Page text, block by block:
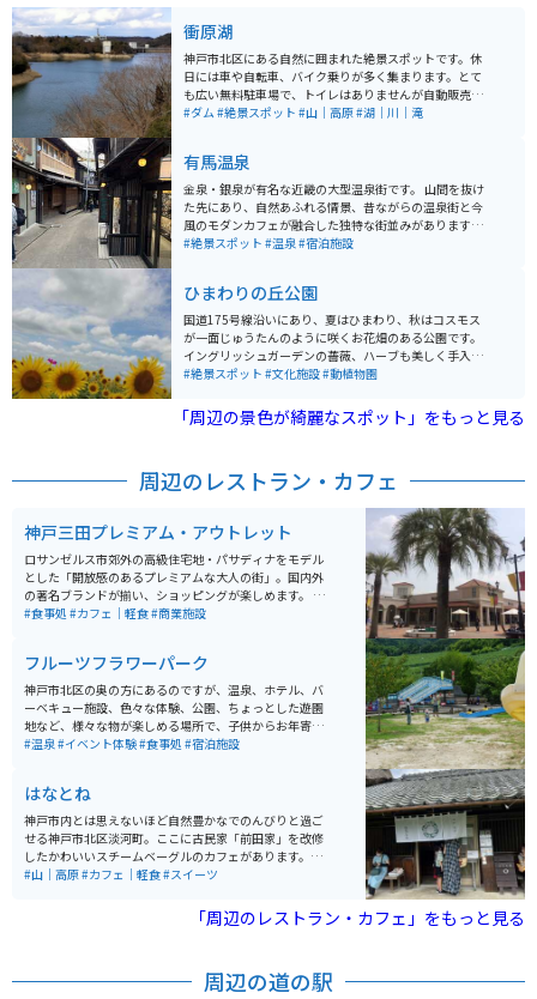
衝原湖
神戸市北区にある自然に囲まれた絶景スポットです。休
日には車や自転車、バイク乗りが多く集まります。とて
も広い無料駐車場で、トイレはありませんが自動販売機
4台とベンチがあります。ここから少し走れば吞吐(どん
#ダム#絶景スポット #山｜高原#湖｜川｜滝
有馬温泉
金泉・銀泉が有名な近畿の大型温泉街です。 山間を抜け
た先にあり、自然あふれる情景、昔ながらの温泉街と今
風のモダンカフェが融合した独特な街並みがあります。
温泉の他にジェラートや釜飯も有名で、温泉を楽しんだ
#絶景スポット #温泉#宿泊施設
ひまわりの丘公園
国道175号線沿いにあり、夏はひまわり、秋はコスモス
が一面じゅうたんのように咲くお花畑のある公園です。
イングリッシュガーデンの薔薇、ハーブも美しく手入れ
され、流れる小川、池もあります。 市民の憩いの場所に
遊びにこられる人もいます。近所には小野市自慢のおい
しい牛乳・共進牧場もあります。ひまわりの丘公園は市
#絶景スポット #文化施設#動植物園
「周辺の景色が綺麗なスポット」をもっと見る
周辺のレストラン・カフェ
神戸三田プレミアム・アウトレット
ロサンゼルス市郊外の高級住宅地・パサディナをモデル
とした「開放感のあるプレミアムな大人の街」。国内外
の著名ブランドが揃い、ショッピングが楽しめます。 ア
ウトレットモールの店舗面積順位で、国内第2位（西日
す。
#食事処 #カフェ｜軽食#商業施設
フルーツフラワーパーク
神戸市北区の奥の方にあるのですが、温泉、ホテル、バ
ーベキュー施設、色々な体験、公園、ちょっとした遊園
地など、様々な物が楽しめる場所で、子供からお年寄り
までたくさんの人が訪れています。１日遊べて、綺麗な
#温泉#イベント体験#食事処 #宿泊施設
はなとね
神戸市内とは思えないほど自然豊かなでのんびりと過ご
せる神戸市北区淡河町。ここに古民家「前田家」を改修
したかわいいスチームベーグルのカフェがあります。山
田錦を作っている米農家が周囲にあり、このお家も古民
#山｜高原#カフェ｜軽食#スイーツ
「周辺のレストラン・カフェ」をもっと見る
周辺の道の駅